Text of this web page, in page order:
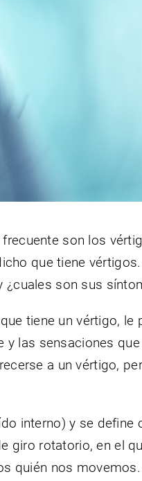
son los
que tiene
¿cuales son sus
tiene un vértigo, le
y las sensaciones que
a un vértigo,
interno) y se define
giro rotatorio, en el
quién nos